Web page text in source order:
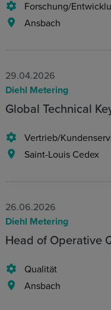
Forschung/
Ansbach
29.04.2026
Diehl Metering
Global Technical
Vertrieb/
Saint-Louis Cedex
26.06.2026
Diehl Metering
Head of Operative
Qualität
Ansbach